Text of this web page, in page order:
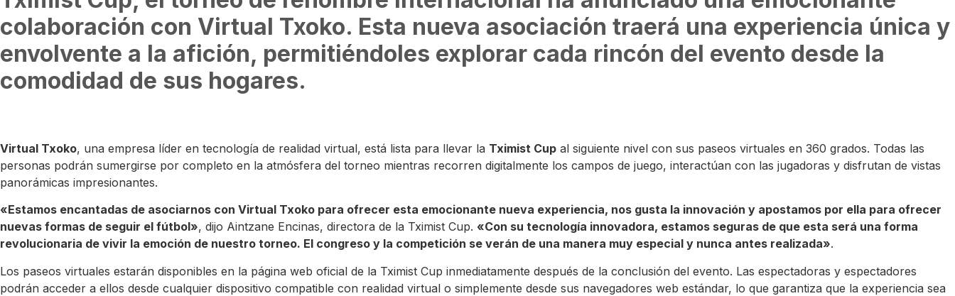
colaboración con Virtual Txoko. Esta nueva asociación traerá una experiencia única y
envolvente a la afición, permitiéndoles explorar cada rincón del evento desde la
comodidad de sus hogares.
Virtual Txoko, una empresa líder en tecnología de realidad virtual, está lista para llevar la Tximist Cup al siguiente nivel con sus paseos virtuales en 360 grados. Todas las
personas podrán sumergirse por completo en la atmósfera del torneo mientras recorren digitalmente los campos de juego, interactúan con las jugadoras y disfrutan de vistas
panorámicas impresionantes.
«Estamos encantadas de asociarnos con Virtual Txoko para ofrecer esta emocionante nueva experiencia, nos gusta la innovación y apostamos por ella para ofrecer
nuevas formas de seguir el fútbol», dijo Aintzane Encinas, directora de la Tximist Cup. «Con su tecnología innovadora, estamos seguras de que esta será una forma
revolucionaria de vivir la emoción de nuestro torneo. El congreso y la competición se verán de una manera muy especial y nunca antes realizada».
Los paseos virtuales estarán disponibles en la página web oficial de la Tximist Cup inmediatamente después de la conclusión del evento. Las espectadoras y espectadores
podrán acceder a ellos desde cualquier dispositivo compatible con realidad virtual o simplemente desde sus navegadores web estándar, lo que garantiza que la experiencia sea